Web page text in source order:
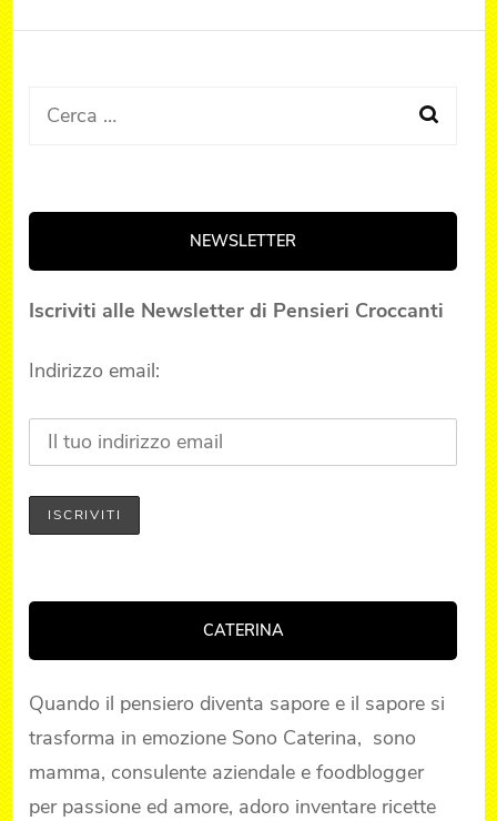
Ricerca
NEWSLETTER
Iscriviti alle Newsletter di Pensieri Croccanti
Indirizzo email:
CATERINA
Quando il pensiero diventa sapore e il sapore si
trasforma in emozione Sono Caterina, sono
mamma, consulente aziendale e foodblogger
per passione ed amore, adoro inventare ricette